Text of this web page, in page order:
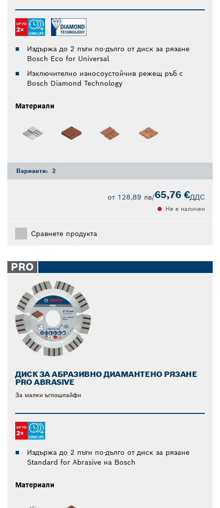
Издържа до 2 пъти по-дълго от диск за рязане
Bosch Eco for Universal
Изключително износоустойчив режещ ръб с
Bosch Diamond Technology
Материали
Варианти: 2
от 128,89 лв/65,76 €ДДС
Не е наличен
Сравнете продукта
PRO
ДИСК ЗА АБРАЗИВНО ДИАМАНТЕНО РЯЗАНЕ
PRO ABRASIVE
За малки ъглошлайфи
Издържа до 2 пъти по-дълго от диск за рязане
Standard for Abrasive на Bosch
Материали